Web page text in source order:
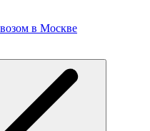
в Москве